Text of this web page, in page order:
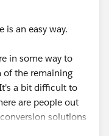
is an easy way.
in some way to
of the remaining
a bit difficult to
are people out
solutions